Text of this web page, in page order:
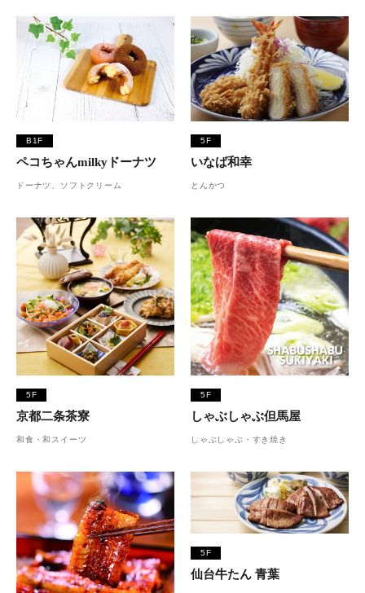
B1F
ペコちゃんmilkyドーナツ
ドーナツ、ソフトクリーム
5F
いなば和幸
とんかつ
5F
京都二条茶寮
和食・和スイーツ
5F
しゃぶしゃぶ但馬屋
しゃぶしゃぶ・すき焼き
5F
仙台牛たん 青葉